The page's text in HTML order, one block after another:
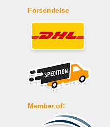
Forsendelse
Member of: